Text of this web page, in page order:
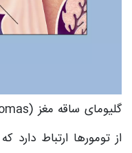
از تومورها ارتباط دارد